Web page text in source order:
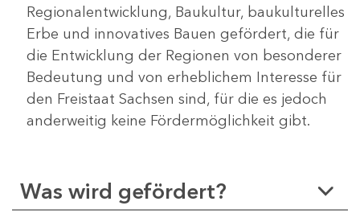
Regionalentwicklung, Baukultur, baukulturelles
Erbe und innovatives Bauen gefördert, die für
die Entwicklung der Regionen von besonderer
Bedeutung und von erheblichem Interesse für
den Freistaat Sachsen sind, für die es jedoch
anderweitig keine Fördermöglichkeit gibt.
Was wird gefördert?